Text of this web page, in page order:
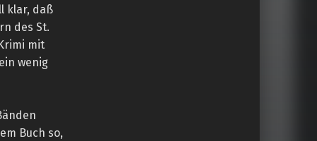
klar, daß
des St.
mit
wenig
Buch so,